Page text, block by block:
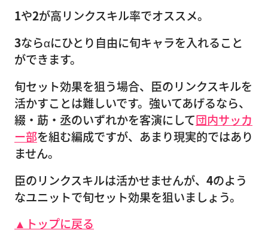
1や2が高リンクスキル率でオススメ。
3ならαにひとり自由に旬キャラを入れること
ができます。
旬セット効果を狙う場合、臣のリンクスキルを
活かすことは難しいです。強いてあげるなら、
綴・莇・丞のいずれかを客演にして団内サッカ
ー部を組む編成ですが、あまり現実的ではあり
ません。
臣のリンクスキルは活かせませんが、 4のよう
なユニットで旬セット効果を狙いましょう。
▲トップに戻る